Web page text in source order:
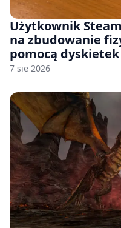
Użytkownik
na zbudowanie
pomocą dyskietek
7 sie 2026